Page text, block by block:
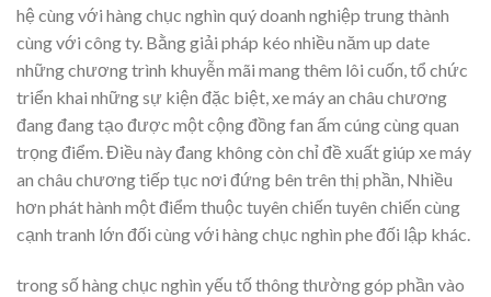
hệ cùng với hàng chục nghìn quý doanh nghiệp trung thành
cùng với công ty. Bằng giải pháp kéo nhiều năm up date
những chương trình khuyễn mãi mang thêm lôi cuốn, tổ chức
triển khai những sự kiện đặc biệt, xe máy an châu chương
đang đang tạo được một cộng đồng fan ấm cúng cùng quan
trọng điểm. Điều này đang không còn chỉ đề xuất giúp xe máy
an châu chương tiếp tục nơi đứng bên trên thị phần, Nhiều
hơn phát hành một điểm thuộc tuyên chiến tuyên chiến cùng
cạnh tranh lớn đối cùng với hàng chục nghìn phe đối lập khác.
trong số hàng chục nghìn yếu tố thông thường góp phần vào